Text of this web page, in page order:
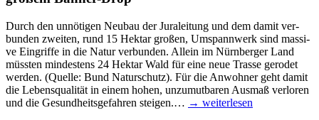
Durch den unnö­ti­gen Neu­bau der Jura­lei­tung und dem damit ver­
bun­den zwei­ten, rund 15 Hekt­ar gro­ßen, Umspann­werk sind mas­si­
ve Ein­grif­fe in die Natur ver­bun­den. Allein im Nürn­ber­ger Land
müss­ten min­des­tens 24 Hekt­ar Wald für eine neue Tras­se gero­det
wer­den. (Quel­le: Bund Natur­schutz). Für die Anwoh­ner geht damit
die Lebens­qua­li­tät in einem hohen, unzu­mut­ba­ren Aus­maß ver­lo­ren
und die Gesund­heits­ge­fah­ren stei­gen.… → wei­ter­le­sen